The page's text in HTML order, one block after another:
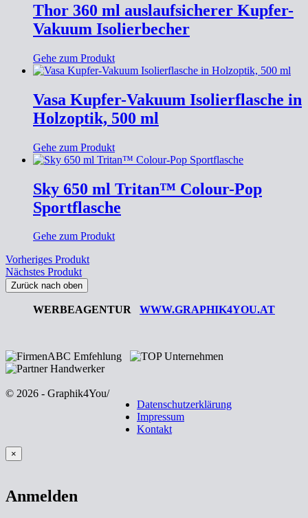
Thor 360 ml auslaufsicherer Kupfer-
Vakuum Isolierbecher
Gehe zum Produkt
Vasa Kupfer-Vakuum Isolierflasche in
Holzoptik, 500 ml
Gehe zum Produkt
Sky 650 ml Tritan™ Colour-Pop
Sportflasche
Gehe zum Produkt
Vorheriges Produkt
Nächstes Produkt
Zurück nach oben
WERBEAGENTUR WWW.GRAPHIK4YOU.AT
© 2026 - Graphik4You/
Datenschutzerklärung
Impressum
Kontakt
×
Anmelden